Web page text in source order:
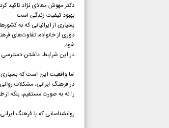
دکتر مهوش معاذی نژاد تاکید
بهبود کیفیت زندگی است.
بسیاری از ایرانیانی که به
دوری از خانواده، تفاوت‌های
شود.
در این شرایط، داشتن دسترسی
اما واقعیت این است که
در فرهنگ ایرانی، مشکلات
را نه به صورت مستقیم، بلکه
روانشناسانی که با فرهنگ